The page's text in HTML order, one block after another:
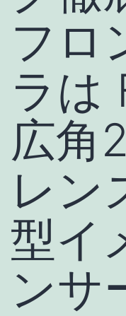
フロ
ラは
広角
レン
型イ
ンサ